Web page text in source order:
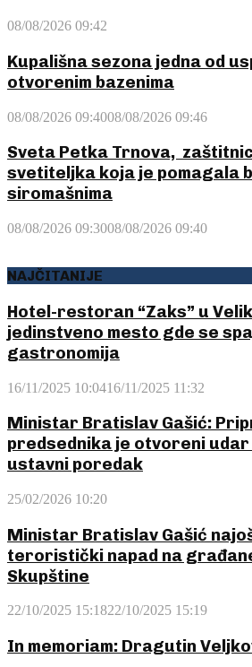
08/08/2026 09:42
Kupališna sezona jedna od
otvorenim bazenima
08/08/2026 09:4008/08/2026 09:46
Sveta Petka Trnova,
svetiteljka koja je pomagala
siromašnima
08/08/2026 09:3008/08/2026 09:40
NAJČITANIJE
Hotel-restoran “Zaks” u
jedinstveno mesto gde se
gastronomija
16/11/2025 10:0416/11/2025 11:32
Ministar Bratislav Gašić:
predsednika je otvoreni udar
ustavni poredak
25/02/2026 10:20
Ministar Bratislav Gašić
teroristički napad na
Skupštine
22/10/2025 15:1822/10/2025 15:19
In memoriam: Dragutin